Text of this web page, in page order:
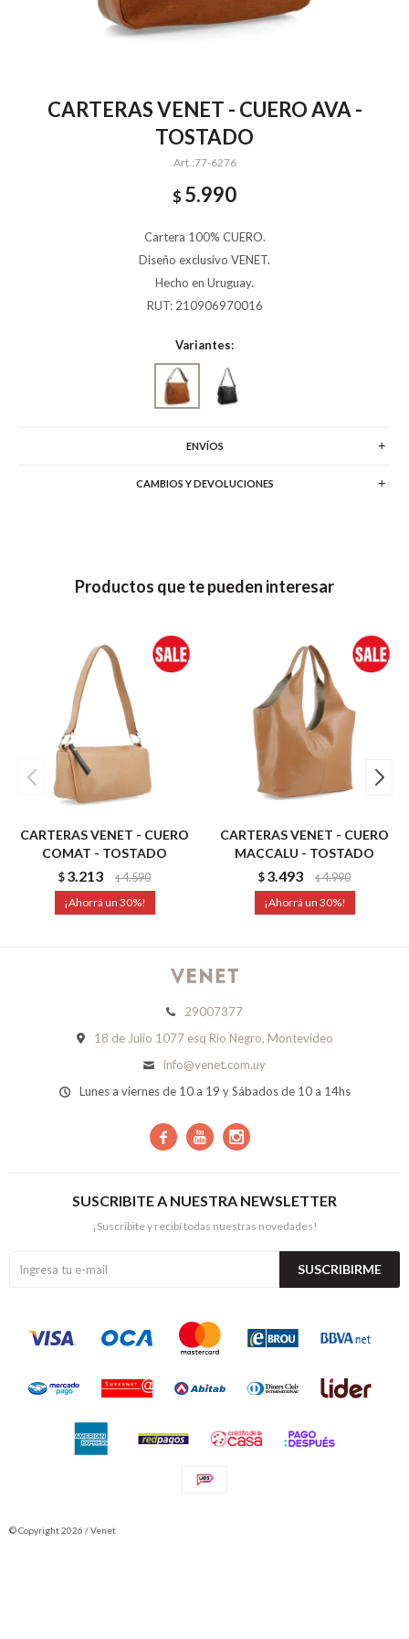
CARTERAS VENET - CUERO AVA -
TOSTADO
77-6276
$5.990
Cartera 100% CUERO.
Diseño exclusivo VENET.
Hecho en Uruguay.
RUT: 210906970016
Variantes:
ENVÍOS
CAMBIOS Y DEVOLUCIONES
Productos que te pueden interesar
CARTERAS VENET - CUERO
COMAT - TOSTADO
$3.213 $4.590
30
CARTERAS VENET - CUERO
MACCALU - TOSTADO
$3.493 $4.990
30
29007377
18 de Julio 1077 esq Río Negro, Montevideo
info@venet.com.uy
Lunes a viernes de 10 a 19 y Sábados de 10 a 14hs
  
SUSCRIBITE A NUESTRA NEWSLETTER
¡Suscribite y recibí todas nuestras novedades!
SUSCRIBIRME
© Copyright 2026 / Venet